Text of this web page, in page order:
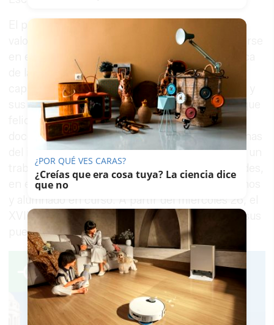
El propio profesorado de la Escuela de Arte ha
valorado la rica experiencia que supone implicarse
en esta actividad, ideal para la puesta en práctica
de la creatividad de los jóvenes, su talento y
capacidad de adaptación a proyectos de diseño y
sus exigencias, una propuesta por las que hay que
felicitarles, ya que se integra en el programa
docente de la asignatura a tan solo pocas semanas
del inicio del curso. El producto es resultado de un
trabajo de coordinación, intercambio y voluntades,
en el que participan profesores, antiguos alumnos
y alumnado en curso. A partir del miércoles 26, el
XVIII Congreso Anual
Literatura y Música
abre sus
puertas.
¿POR QUÉ VES CARAS?
¿Creías que era cosa tuya? La ciencia dice
que no